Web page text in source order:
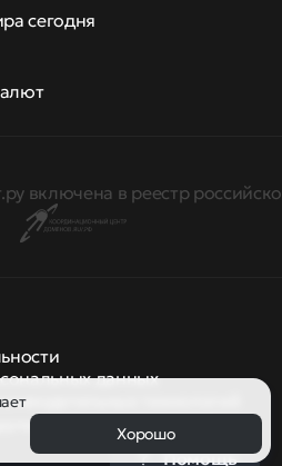
сегодня
включена в реестр
данных
технологий
правила и политики
Хорошо
Помощь